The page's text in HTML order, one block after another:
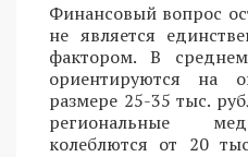
Финансовый вопрос
не является
фактором. В
ориентируются на
размере 25-35 тыс.
региональные
колеблются от 20